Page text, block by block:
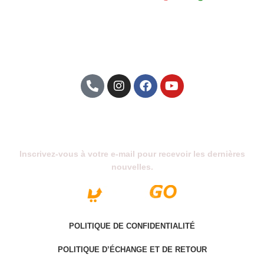
Principales Caractéristiques:
et lumineuses, offre exceptionnelle qualité d’affichage.
DVD, ordinateur portable, set-top boxes, consoles de jeux, etc..
LED vie de la lampe est plus de 30000 heures, jamais besoin de
Inscrivez-vous à votre e-mail pour recevoir les dernières
nouvelles.
POLITIQUE DE CONFIDENTIALITÉ
POLITIQUE D’ÉCHANGE ET DE RETOUR